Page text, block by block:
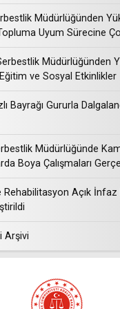
Müdürlüğünden
Uyum Sürecine
Müdürlüğünden
ve Sosyal Etkinlikler
Bayrağı Gururla
Müdürlüğünde
Boya Çalışmaları
Açık İnfaz
Arşivi